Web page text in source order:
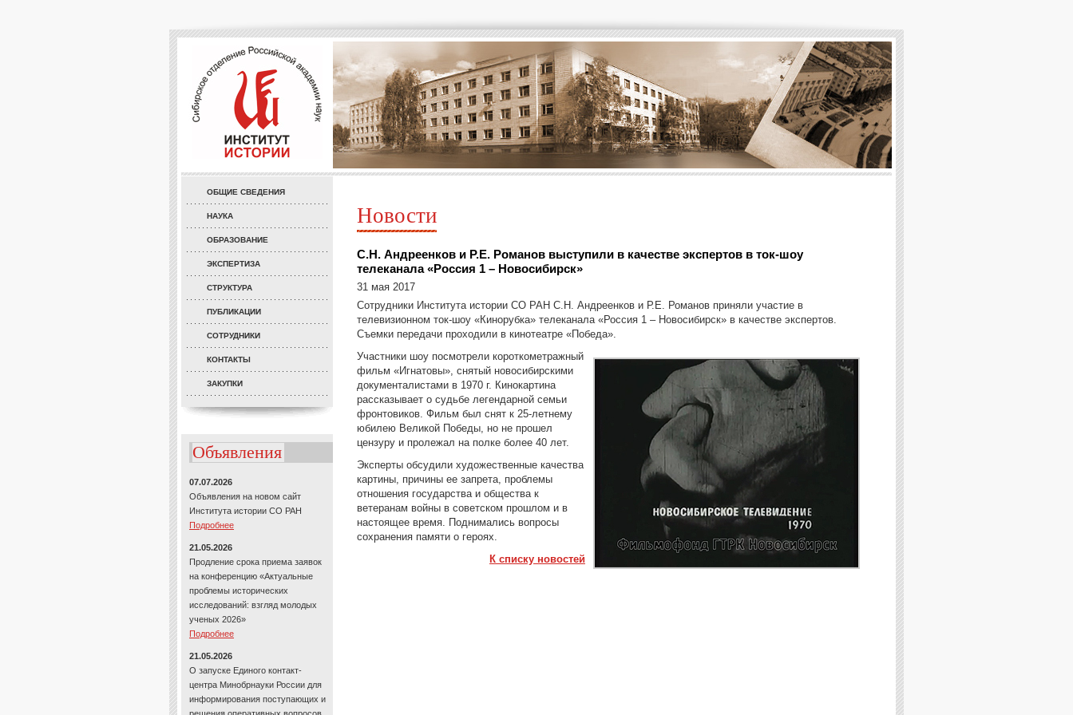
ОБЩИЕ СВЕДЕНИЯ
НАУКА
ОБРАЗОВАНИЕ
ЭКСПЕРТИЗА
СТРУКТУРА
ПУБЛИКАЦИИ
СОТРУДНИКИ
КОНТАКТЫ
ЗАКУПКИ
Объявления
07.07.2026
Объявления на новом сайт
Института истории СО РАН
Подробнее
21.05.2026
Продление срока приема заявок
на конференцию «Актуальные
проблемы исторических
исследований: взгляд молодых
ученых 2026»
Подробнее
21.05.2026
О запуске Единого контакт-
центра Минобрнауки России для
информирования поступающих и
Новости
С.Н. Андреенков и Р.Е. Романов выступили в качестве экспертов в ток-шоу
телеканала «Россия 1 – Новосибирск»
31 мая 2017
Сотрудники Института истории СО РАН С.Н. Андреенков и Р.Е. Романов приняли участие в
телевизионном ток-шоу «Кинорубка» телеканала «Россия 1 – Новосибирск» в качестве экспертов.
Съемки передачи проходили в кинотеатре «Победа».
Участники шоу посмотрели короткометражный
фильм «Игнатовы», снятый новосибирскими
документалистами в 1970 г. Кинокартина
рассказывает о судьбе легендарной семьи
фронтовиков. Фильм был снят к 25-летнему
юбилею Великой Победы, но не прошел
цензуру и пролежал на полке более 40 лет.
Эксперты обсудили художественные качества
картины, причины ее запрета, проблемы
отношения государства и общества к
ветеранам войны в советском прошлом и в
настоящее время. Поднимались вопросы
сохранения памяти о героях.
К списку новостей